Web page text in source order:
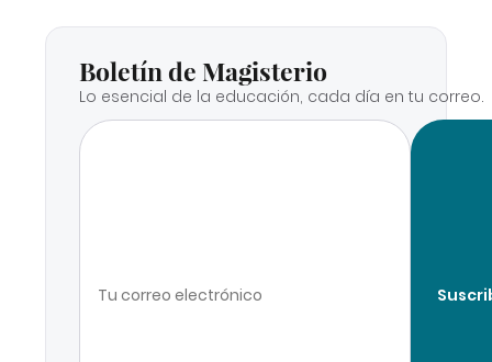
Boletín de Magisterio
Lo esencial de la educación, cada día en tu correo.